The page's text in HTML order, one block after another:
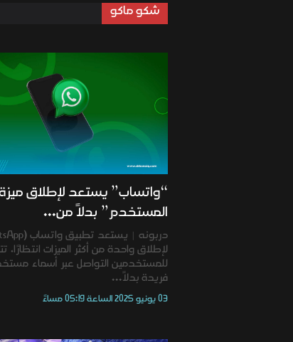
شكو ماكو
“واتساب” يستعد لإطلاق
المستخدم” بدلاً من...
لإطلاق واحدة من أكثر الميزات انتظارًا،
للمستخدمين التواصل عبر أسماء
فريدة بدلاً...
03 يونيو 2025 الساعة 05:19 مساءً